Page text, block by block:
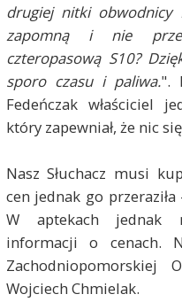
drugiej nitki obwodnicy
zapomną i nie
czteropasową S10?
sporo czasu i paliwa.".
Fedeńczak właściciel
który zapewniał, że nic
Nasz Słuchacz musi
cen jednak go
W aptekach jednak
informacji o cenach.
Zachodniopomorskiej
Wojciech Chmielak.